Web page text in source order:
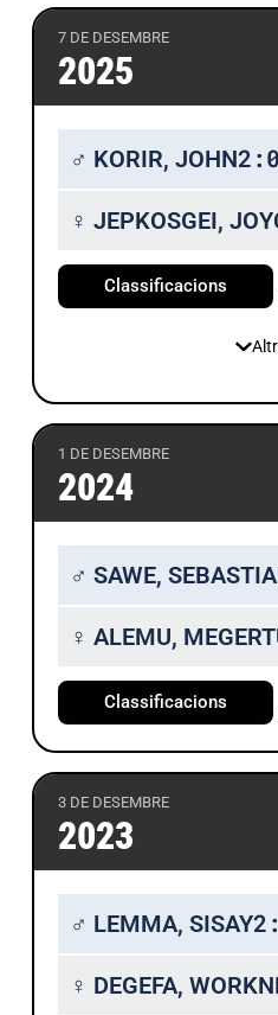
7 DE DESEMBRE
2025
♂ KORIR, JOHN
♀ JEPKOSGEI,
Classificacions
1 DE DESEMBRE
2024
♂ SAWE,
♀ ALEMU,
Classificacions
3 DE DESEMBRE
2023
♂ LEMMA, SISAY
♀ DEGEFA,